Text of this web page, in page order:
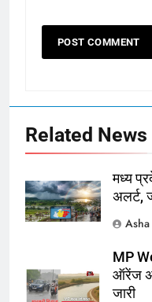
Related News
मध्य
अलर्ट,
MP
ऑरेंज
जारी